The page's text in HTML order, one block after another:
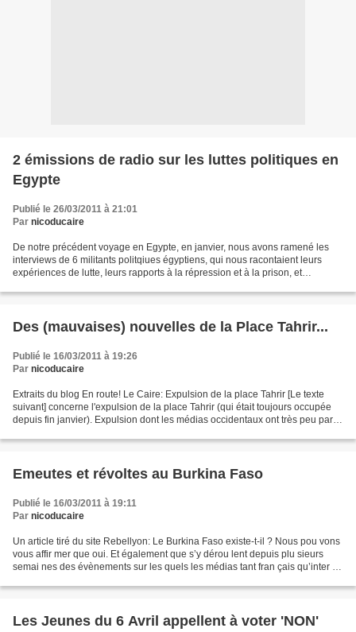
2 émissions de radio sur les luttes politiques en
Egypte
Publié le 26/03/2011 à 21:01
Par nicoducaire
De notre précédent voyage en Egypte, en janvier, nous avons ramené les
interviews de 6 militants politqiues égyptiens, qui nous racontaient leurs
expériences de lutte, leurs rapports à la répression et à la prison, et
Des (mauvaises) nouvelles de la Place Tahrir...
Publié le 16/03/2011 à 19:26
Par nicoducaire
Extraits du blog En route! Le Caire: Expulsion de la place Tahrir [Le texte
suivant] concerne l'expulsion de la place Tahrir (qui était toujours occupée
depuis fin janvier). Expulsion dont les médias occidentaux ont très peu parlé
Emeutes et révoltes au Burkina Faso
Publié le 16/03/2011 à 19:11
Par nicoducaire
Un article tiré du site Rebellyon: Le Burkina Faso existe-t-il ? Nous pou vons
vous affir mer que oui. Et également que s’y dérou lent depuis plu sieurs
semai nes des évènements sur les quels les médias tant fran çais qu’inter na
Les Jeunes du 6 Avril appellent à voter 'NON'